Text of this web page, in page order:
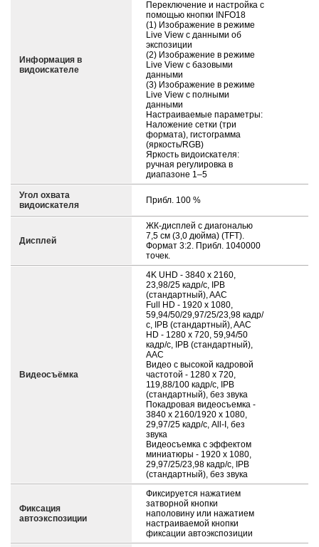
Информация в
видоискателе
Переключение и настройка с
помощью кнопки INFO18
(1) Изображение в режиме
Live View с данными об
экспозиции
(2) Изображение в режиме
Live View с базовыми
данными
(3) Изображение в режиме
Live View с полными
данными
Настраиваемые параметры:
Наложение сетки (три
формата), гистограмма
(яркость/RGB)
Яркость видоискателя:
ручная регулировка в
диапазоне 1–5
Угол охвата
видоискателя
Прибл. 100 %
Дисплей
ЖК-дисплей с диагональю
7,5 см (3,0 дюйма) (TFT).
Формат 3:2. Прибл. 1040000
точек.
Видеосъёмка
4K UHD - 3840 x 2160,
23,98/25 кадр/с, IPB
(стандартный), AAC
Full HD - 1920 x 1080,
59,94/50/29,97/25/23,98 кадр/
с, IPB (стандартный), AAC
HD - 1280 x 720, 59,94/50
кадр/с, IPB (стандартный),
AAC
Видео с высокой кадровой
частотой - 1280 x 720,
119,88/100 кадр/с, IPB
(стандартный), без звука
Покадровая видеосъемка -
3840 x 2160/1920 x 1080,
29,97/25 кадр/с, All-I, без
звука
Видеосъемка с эффектом
миниатюры - 1920 x 1080,
29,97/25/23,98 кадр/с, IPB
(стандартный), без звука
Фиксация
автоэкспозиции
Фиксируется нажатием
затворной кнопки
наполовину или нажатием
настраиваемой кнопки
фиксации автоэкспозиции